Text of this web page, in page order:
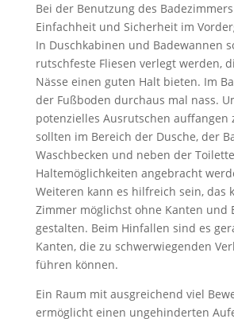
Bei der Benutzung des
Einfachheit und Sicherheit im
In Duschkabinen und Badewannen
rutschfeste Fliesen verlegt werden,
Nässe einen guten Halt bieten. Im
der Fußboden durchaus mal nass.
potenzielles Ausrutschen auffangen
sollten im Bereich der Dusche, der
Waschbecken und neben der Toilette
Haltemöglichkeiten angebracht
Weiteren kann es hilfreich sein, das
Zimmer möglichst ohne Kanten und
gestalten. Beim Hinfallen sind es
Kanten, die zu schwerwiegenden
führen können.
Ein Raum mit ausgreichend viel
ermöglicht einen ungehinderten